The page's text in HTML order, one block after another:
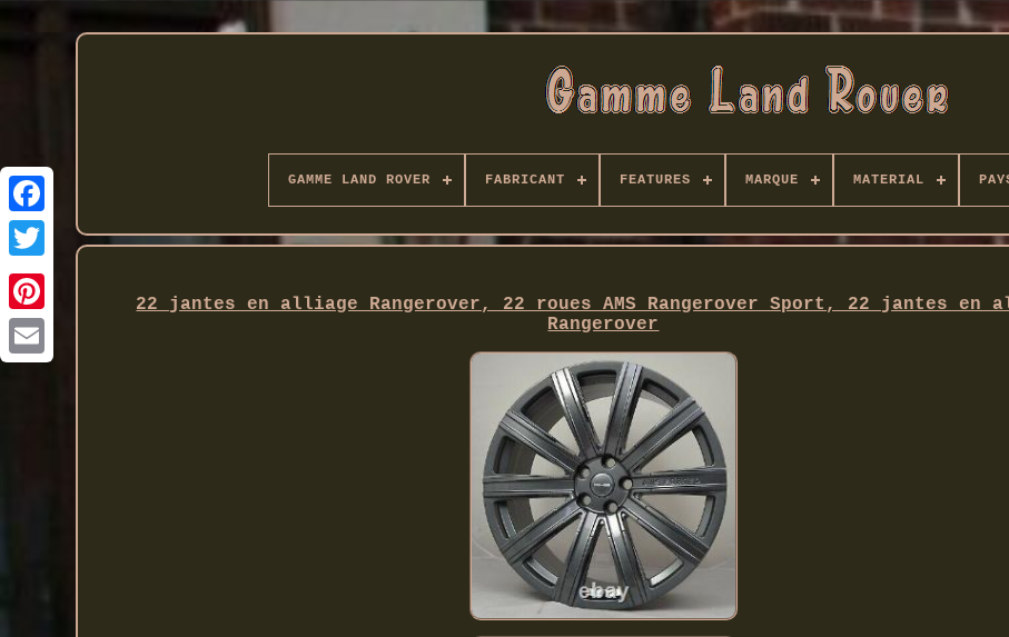
Twitter
GAMME LAND ROVER FABRICANT FEATURES MARQUE MATERIAL
22 jantes en alliage Rangerover, 22 roues AMS Rangerover Sport, 22 jantes en
Rangerover